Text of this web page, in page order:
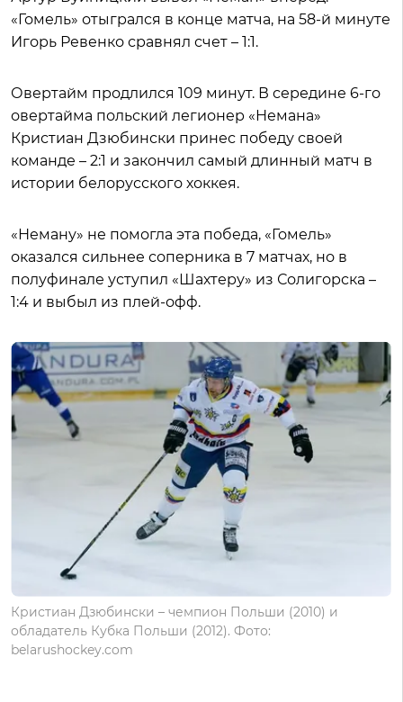
«Гомель» отыгрался в конце матча, на 58-й минуте
Игорь Ревенко сравнял счет – 1:1.
Овертайм продлился 109 минут. В середине 6-го
овертайма польский легионер «Немана»
Кристиан Дзюбински принес победу своей
команде – 2:1 и закончил самый длинный матч в
истории белорусского хоккея.
«Неману» не помогла эта победа, «Гомель»
оказался сильнее соперника в 7 матчах, но в
полуфинале уступил «Шахтеру» из Солигорска –
1:4 и выбыл из плей-офф.
Кристиан Дзюбински – чемпион Польши (2010) и
обладатель Кубка Польши (2012). Фото:
belarushockey.com